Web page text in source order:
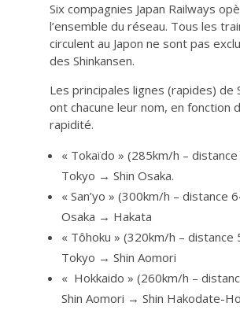
Six compagnies Japan Railways
l’ensemble du réseau. Tous les
circulent au Japon ne sont pas
des Shinkansen.
Les principales lignes (rapides) de
ont chacune leur nom, en fonction
rapidité.
« Tokaïdo » (285km/h –
Tokyo → Shin Osaka.
« San’yo » (300km/h – distance
Osaka → Hakata
« Tôhoku » (320km/h – distance
Tokyo → Shin Aomori
« Hokkaido » (260km/h –
Shin Aomori → Shin Hakodate-